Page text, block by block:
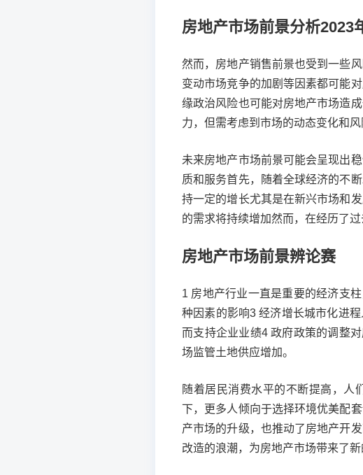
房地产市场前景分析2023
然而，房地产销售前景也受到一些
变动市场竞争的加剧等因素都可能
缘政治风险也可能对房地产市场造
力，但需考虑到市场的动态变化和风
未来房地产市场前景可能会呈现出
质和服务首先，随着全球经济的不
持一定的增长尤其是在新兴市场和
的需求将持续增加然而，在经历了过
房地产市场前景辨论赛
1 房地产行业一直是重要的经济支
种因素的影响3 经济增长城市化进
而支持企业业绩4 政府政策的调整
场监管土地供应增加。
随着居民消费水平的不断提高，人
下，更多人倾向于选择环境优美配
产市场的升级，也推动了房地产开
改造的浪潮，为房地产市场带来了新